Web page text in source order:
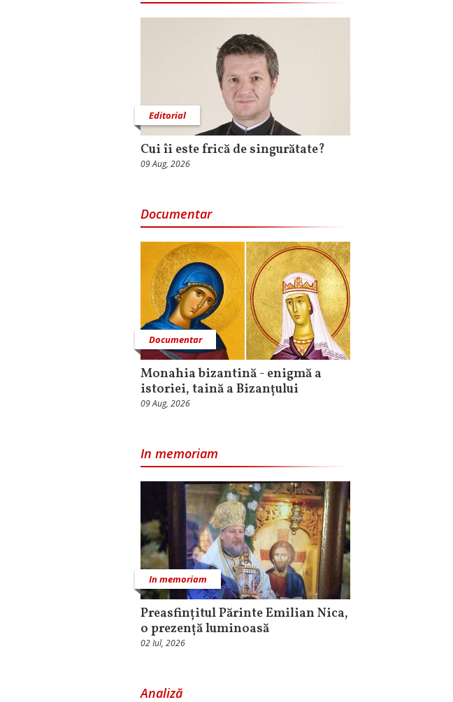
Editorial
Cui îi este frică de singurătate?
09 Aug, 2026
Documentar
Documentar
Monahia bizantină - enigmă a
istoriei, taină a Bizanțului
09 Aug, 2026
In memoriam
In memoriam
Preasfințitul Părinte Emilian Nica,
o prezență luminoasă
02 Iul, 2026
Analiză